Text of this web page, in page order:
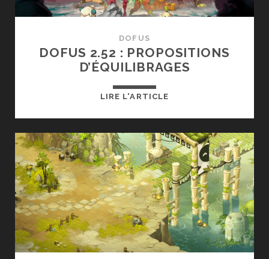
DOFUS
DOFUS 2.52 : PROPOSITIONS
D’ÉQUILIBRAGES
LIRE L'ARTICLEDOFUS
PROPOSITIONS
D’ÉQUILIBRAGES